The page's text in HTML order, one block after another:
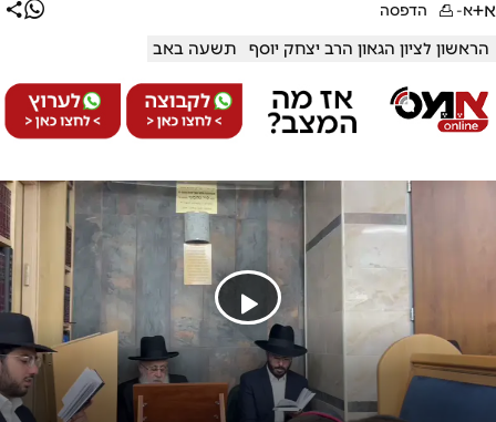
א+א- הדפסה
הראשון לציון הגאון הרב יצחק יוסף תשעה באב